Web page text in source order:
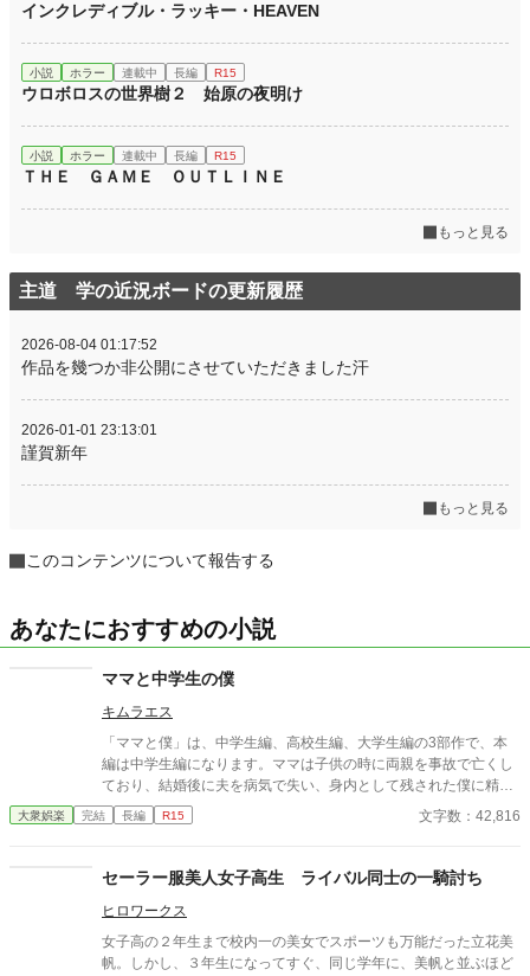
インクレディブル・ラッキー・HEAVEN
小説 ホラー 連載中 長編 R15
ウロボロスの世界樹２ 始原の夜明け
小説 ホラー 連載中 長編 R15
ＴＨＥ ＧＡＭＥ ＯＵＴＬＩＮＥ
もっと見る
主道 学の近況ボードの更新履歴
2026-08-04 01:17:52
作品を幾つか非公開にさせていただきました汗
2026-01-01 23:13:01
謹賀新年
もっと見る
このコンテンツについて報告する
あなたにおすすめの小説
ママと中学生の僕
キムラエス
「ママと僕」は、中学生編、高校生編、大学生編の3部作で、本
編は中学生編になります。ママは子供の時に両親を事故で亡くし
ており、結婚後に夫を病気で失い、身内として残された僕に精神
的に依存をするようになる。幼少期の「僕」はそのママの依存が
嬉しく、素敵なママに甘える閉鎖的な生活を当たり前のことと考
マとの日常の中で処理すべきものと疑わず、ママも戸惑いながら
なからず社会規範に反していることは理解しているが、ママとの
甘美な繋がりは解消できずに戸惑いながらも続く「ママと中学生
の僕」の営みを描いてみました。
大衆娯楽 完結 長編 R15 文字数：42,816
セーラー服美人女子高生 ライバル同士の一騎討ち
ヒロワークス
女子高の２年生まで校内一の美女でスポーツも万能だった立花美
帆。しかし、３年生になってすぐ、同じ学年に、美帆と並ぶほど